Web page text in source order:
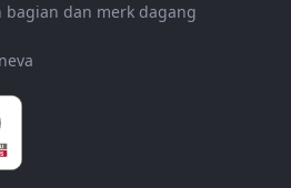
bagian dan merk dagang